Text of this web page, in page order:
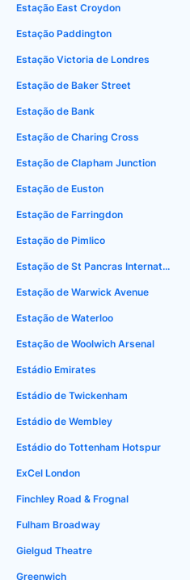
Estação East Croydon
Estação Paddington
Estação Victoria de Londres
Estação de Baker Street
Estação de Bank
Estação de Charing Cross
Estação de Clapham Junction
Estação de Euston
Estação de Farringdon
Estação de Pimlico
Estação de St Pancras International
Estação de Warwick Avenue
Estação de Waterloo
Estação de Woolwich Arsenal
Estádio Emirates
Estádio de Twickenham
Estádio de Wembley
Estádio do Tottenham Hotspur
ExCel London
Finchley Road & Frognal
Fulham Broadway
Gielgud Theatre
Greenwich